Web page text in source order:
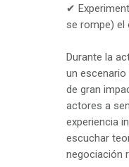
✔
se rompe) el
Durante la
un
de gran
actores a
experiencia
escuchar
negociación